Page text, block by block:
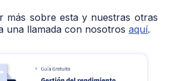
más sobre esta y nuestras otras
una llamada con nosotrosaquí.